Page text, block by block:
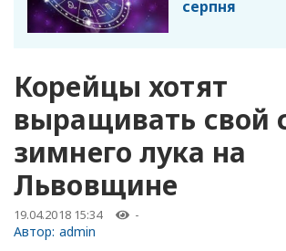
серпня
Корейцы хотят
выращивать свой
зимнего лука на
Львовщине
19.04.2018 15:34 -
Автор: admin